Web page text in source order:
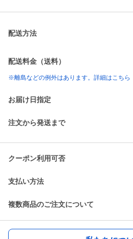
配送方法
配送料金（送料）
※離島などの例外はあります。詳細はこちら
お届け日指定
注文から発送まで
クーポン利用可否
支払い方法
複数商品のご注文について